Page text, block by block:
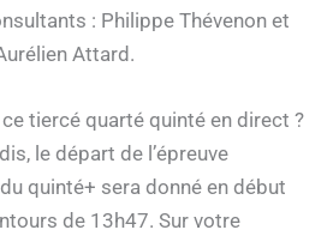
: Philippe Thévenon et
Attard.
tiercé quarté quinté en direct ?
le départ de l’épreuve
quinté+ sera donné en début
de 13h47. Sur votre